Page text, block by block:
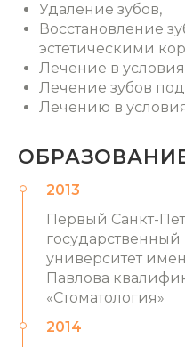
Удаление зубов,
Восстановление
эстетическими
Лечение в
Лечение зубов
Лечению в
2013
Первый Санкт-
университет
Павлова
«Стоматология»
2014